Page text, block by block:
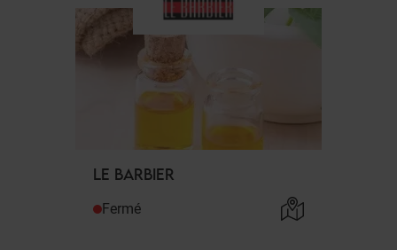
LE BARBIER
Fermé